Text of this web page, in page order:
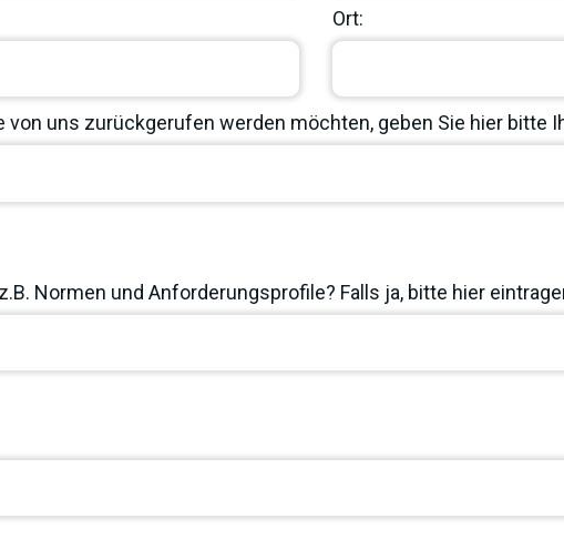
Ort:
von uns zurückgerufen werden möchten, geben Sie hier bitte
Normen und Anforderungsprofile? Falls ja, bitte hier